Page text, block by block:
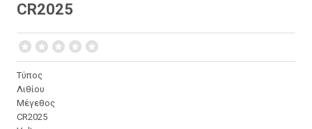
CR2025
Τύπος
Λιθίου
Μέγεθος
CR2025